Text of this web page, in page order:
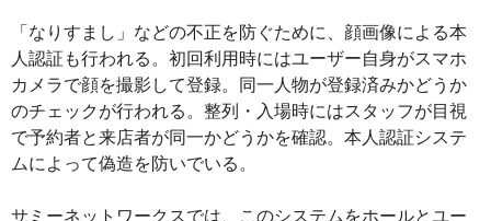
「なりすまし」などの不正を防ぐために、顔画像による本
人認証も行われる。初回利用時にはユーザー自身がスマホ
カメラで顔を撮影して登録。同一人物が登録済みかどうか
のチェックが行われる。整列・入場時にはスタッフが目視
で予約者と来店者が同一かどうかを確認。本人認証システ
ムによって偽造を防いでいる。
サミーネットワークスでは、このシステムをホールとユー